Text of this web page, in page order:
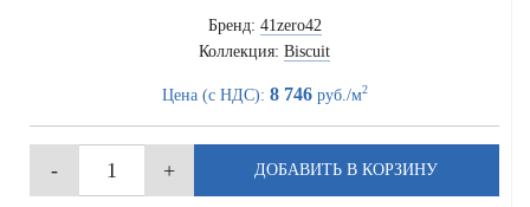
Бренд: 41zero42
Коллекция: Biscuit
Цена (с НДС): 8 746руб./м2